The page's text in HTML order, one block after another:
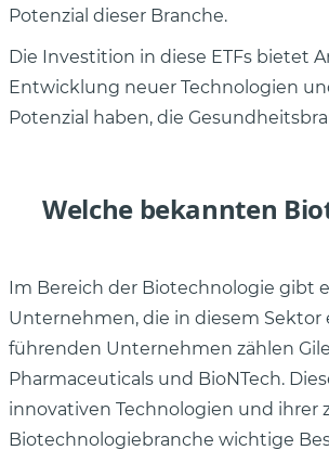
Potenzial dieser Branche.
Die Investition in diese ETFs bietet
Entwicklung neuer Technologien
Potenzial haben, die
Welche bekannten
Im Bereich der Biotechnologie gibt
Unternehmen, die in diesem Sektor
führenden Unternehmen zählen
Pharmaceuticals und BioNTech.
innovativen Technologien und ihrer
Biotechnologiebranche wichtige